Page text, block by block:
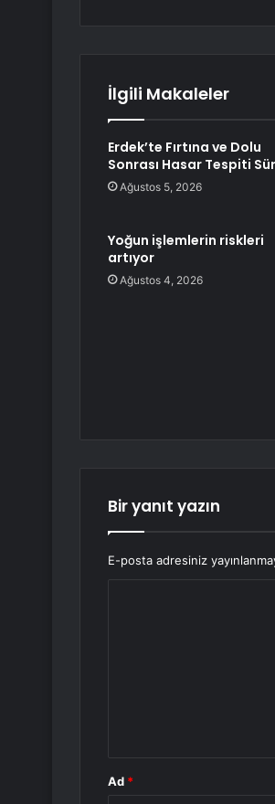
İlgili Makaleler
Erdek’te Fırtına ve Dolu
Sonrası Hasar Tespiti
Ağustos 5, 2026
Yoğun işlemlerin riskleri
artıyor
Ağustos 4, 2026
Bir yanıt yazın
E-posta adresiniz
Ad *